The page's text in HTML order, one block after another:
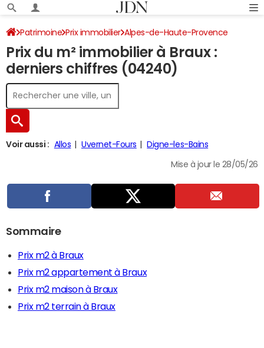
Patrimoine Prix immobilier Alpes-de-Haute-Provence
Braux
Prix du m² immobilier à Braux :
derniers chiffres (04240)
Voir aussi : Allos Uvernet-Fours Digne-les-Bains
Mise à jour le 28/05/26
Sommaire
Prix m2 à Braux
Prix m2 appartement à Braux
Prix m2 maison à Braux
Prix m2 terrain à Braux